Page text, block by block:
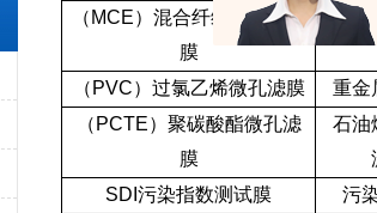
（ MCE）混合纤维素微孔滤
膜
（ PVC）过氯乙烯微孔滤膜 重金
（ PCTE）聚碳酸酯微孔滤
膜
石油
SDI污染指数测试膜 污